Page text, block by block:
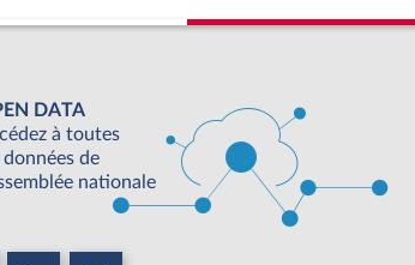
DATA
à toutes
données de
nationale